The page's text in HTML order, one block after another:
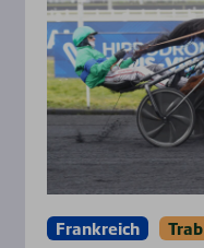
Frankreich Trab